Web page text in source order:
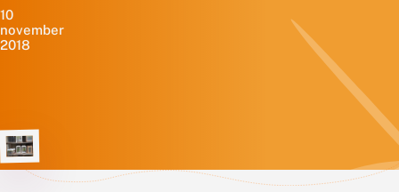
10
november
2018